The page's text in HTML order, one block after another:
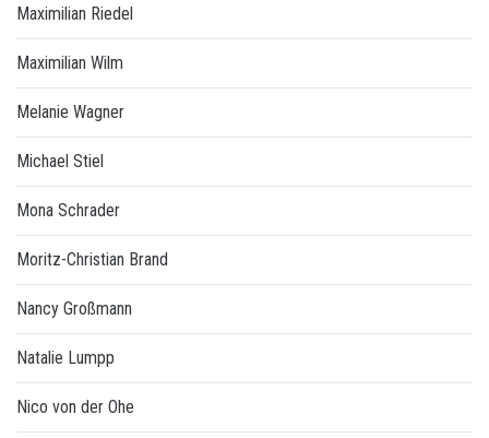
Maximilian Riedel
Maximilian Wilm
Melanie Wagner
Michael Stiel
Mona Schrader
Moritz-Christian Brand
Nancy Großmann
Natalie Lumpp
Nico von der Ohe